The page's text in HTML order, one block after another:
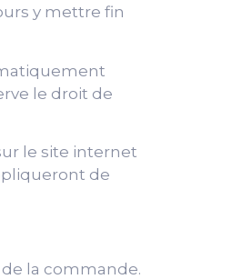
y mettre fin
le droit de
le site internet
de
la commande.